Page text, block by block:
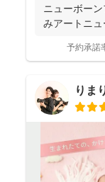
ニューボー
みアートニ
予約承諾
りま